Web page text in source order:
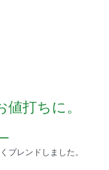
打ちに。
ブレンドしました。